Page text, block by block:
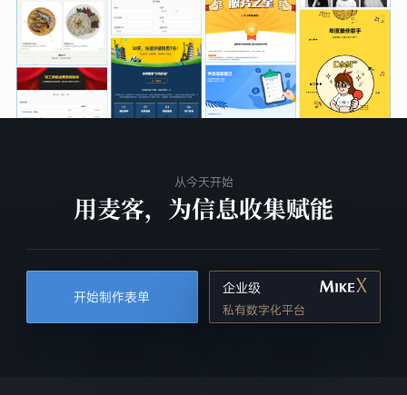
从今天开始
用麦客，为信息收集赋能
开始制作表单
企业级
私有数字化平台